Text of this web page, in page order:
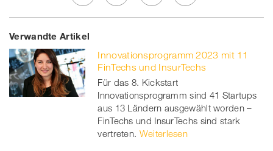
Share
on
Facebook
Twe
on
twitt
er
Share
linkedin
Share
Xing
Verwandte Artikel
Innovationsprogramm 2023 mit 11
FinTechs und InsurTechs
Für das 8. Kickstart
Innovationsprogramm sind 41 Startups
aus 13 Ländern ausgewählt worden –
FinTechs und InsurTechs sind stark
vertreten. Weiterlesen